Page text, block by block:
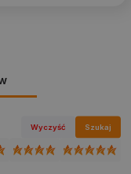
Wyczyść Szukaj